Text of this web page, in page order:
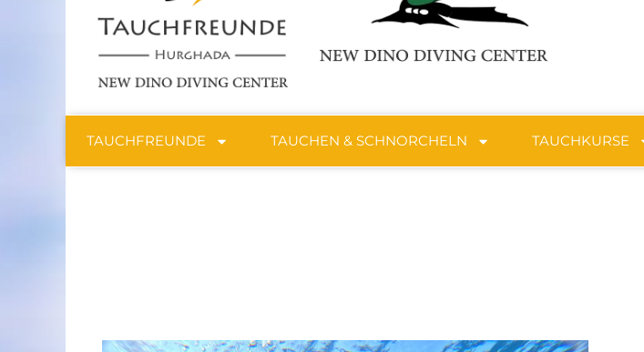
TAUCHFREUNDE TAUCHEN & SCHNORCHELN TAUCHKURSE